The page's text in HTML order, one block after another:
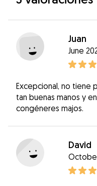
Juan
June
Excepcional, no tiene
tan buenas manos y
congéneres majos.
David